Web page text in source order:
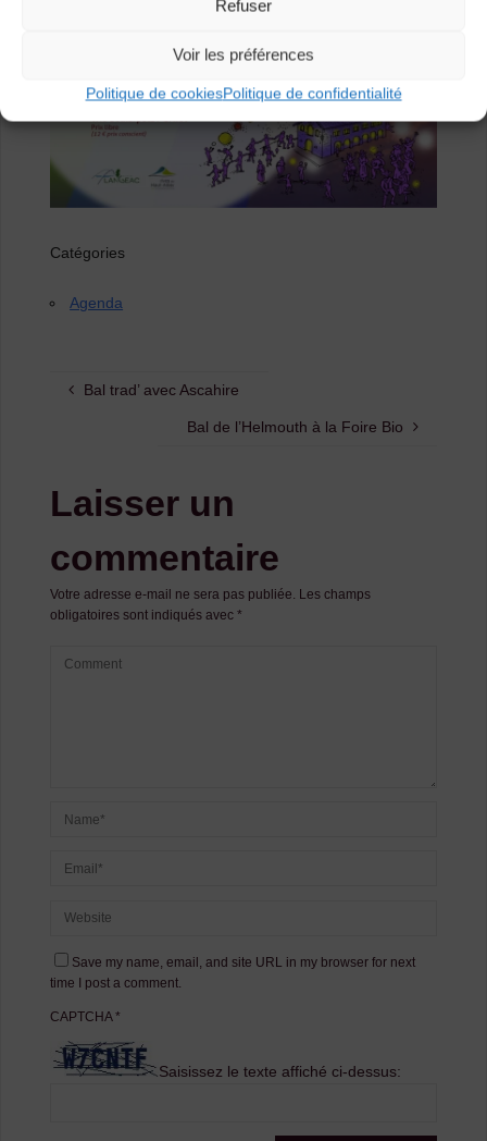
Refuser
Voir les préférences
Politique de cookiesPolitique de confidentialité
Catégories
Agenda
Bal trad’ avec Ascahire
Bal de l’Helmouth à la Foire Bio
Laisser un
commentaire
Votre adresse e-mail ne sera pas publiée. Les champs
obligatoires sont indiqués avec *
Save my name, email, and site URL in my browser for next
time I post a comment.
CAPTCHA*
Saisissez le texte affiché ci-dessus: